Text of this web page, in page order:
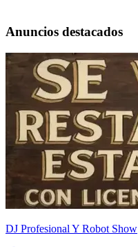
Anuncios destacados
DJ Profesional Y Robot Show